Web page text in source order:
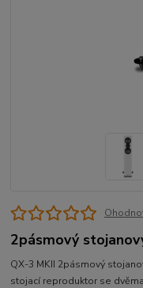
2pásmový
QX-3 MKII 2pásmový
stojací reproduktor se